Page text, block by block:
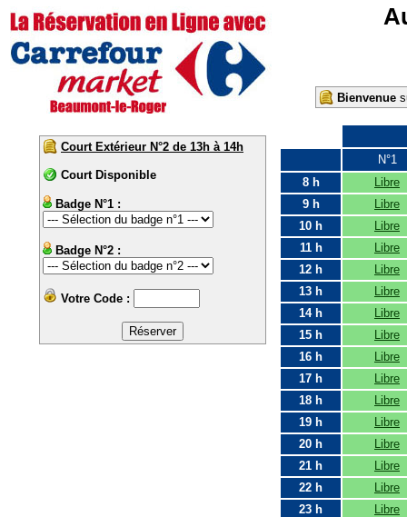
Bienvenue
Court Extérieur N°2 de 13h à 14h
Court Disponible
Badge N°1 :
Badge N°2 :
Votre Code :
N°1
8 h
Libre
9 h
Libre
10 h
Libre
11 h
Libre
12 h
Libre
13 h
Libre
14 h
Libre
15 h
Libre
16 h
Libre
17 h
Libre
18 h
Libre
19 h
Libre
20 h
Libre
21 h
Libre
22 h
Libre
23 h
Libre